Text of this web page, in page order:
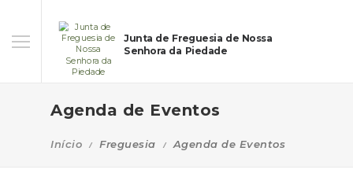
Junta de Freguesia de Nossa
Senhora da Piedade
Agenda de Eventos
Início Freguesia Agenda de Eventos